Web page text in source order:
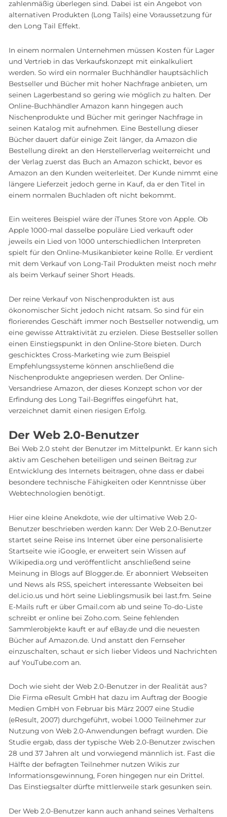
zahlenmäßig überlegen sind. Dabei ist ein Angebot von
alternativen Produkten (Long Tails) eine Voraussetzung für
den Long Tail Effekt.
In einem normalen Unternehmen müssen Kosten für Lager
und Vertrieb in das Verkaufskonzept mit einkalkuliert
werden. So wird ein normaler Buchhändler hauptsächlich
Bestseller und Bücher mit hoher Nachfrage anbieten, um
seinen Lagerbestand so gering wie möglich zu halten. Der
Online-Buchhändler Amazon kann hingegen auch
Nischenprodukte und Bücher mit geringer Nachfrage in
seinen Katalog mit aufnehmen. Eine Bestellung dieser
Bücher dauert dafür einige Zeit länger, da Amazon die
Bestellung direkt an den Herstellerverlag weiterreicht und
der Verlag zuerst das Buch an Amazon schickt, bevor es
Amazon an den Kunden weiterleitet. Der Kunde nimmt eine
längere Lieferzeit jedoch gerne in Kauf, da er den Titel in
einem normalen Buchladen oft nicht bekommt.
Ein weiteres Beispiel wäre der iTunes Store von Apple. Ob
Apple 1000-mal dasselbe populäre Lied verkauft oder
jeweils ein Lied von 1000 unterschiedlichen Interpreten
spielt für den Online-Musikanbieter keine Rolle. Er verdient
mit dem Verkauf von Long-Tail Produkten meist noch mehr
als beim Verkauf seiner Short Heads.
Der reine Verkauf von Nischenprodukten ist aus
ökonomischer Sicht jedoch nicht ratsam. So sind für ein
florierendes Geschäft immer noch Bestseller notwendig, um
eine gewisse Attraktivität zu erzielen. Diese Bestseller sollen
einen Einstiegspunkt in den Online-Store bieten. Durch
geschicktes Cross-Marketing wie zum Beispiel
Empfehlungssysteme können anschließend die
Nischenprodukte angepriesen werden. Der Online-
Versandriese Amazon, der dieses Konzept schon vor der
Erfindung des Long Tail-Begriffes eingeführt hat,
verzeichnet damit einen riesigen Erfolg.
Der Web 2.0-Benutzer
Bei Web 2.0 steht der Benutzer im Mittelpunkt. Er kann sich
aktiv am Geschehen beteiligen und seinen Beitrag zur
Entwicklung des Internets beitragen, ohne dass er dabei
besondere technische Fähigkeiten oder Kenntnisse über
Webtechnologien benötigt.
Hier eine kleine Anekdote, wie der ultimative Web 2.0-
Benutzer beschrieben werden kann: Der Web 2.0-Benutzer
startet seine Reise ins Internet über eine personalisierte
Startseite wie iGoogle, er erweitert sein Wissen auf
Wikipedia.org und veröffentlicht anschließend seine
Meinung in Blogs auf Blogger.de. Er abonniert Webseiten
und News als RSS, speichert interessante Webseiten bei
del.icio.us und hört seine Lieblingsmusik bei last.fm. Seine
E-Mails ruft er über Gmail.com ab und seine To-do-Liste
schreibt er online bei Zoho.com. Seine fehlenden
Sammlerobjekte kauft er auf eBay.de und die neuesten
Bücher auf Amazon.de. Und anstatt den Fernseher
einzuschalten, schaut er sich lieber Videos und Nachrichten
auf YouTube.com an.
Doch wie sieht der Web 2.0-Benutzer in der Realität aus?
Die Firma eResult GmbH hat dazu im Auftrag der Boogie
Medien GmbH von Februar bis März 2007 eine Studie
(eResult, 2007) durchgeführt, wobei 1.000 Teilnehmer zur
Nutzung von Web 2.0-Anwendungen befragt wurden. Die
Studie ergab, dass der typische Web 2.0-Benutzer zwischen
28 und 37 Jahren alt und vorwiegend männlich ist. Fast die
Hälfte der befragten Teilnehmer nutzen Wikis zur
Informationsgewinnung, Foren hingegen nur ein Drittel.
Das Einstiegsalter dürfte mittlerweile stark gesunken sein.
Der Web 2.0-Benutzer kann auch anhand seines Verhaltens